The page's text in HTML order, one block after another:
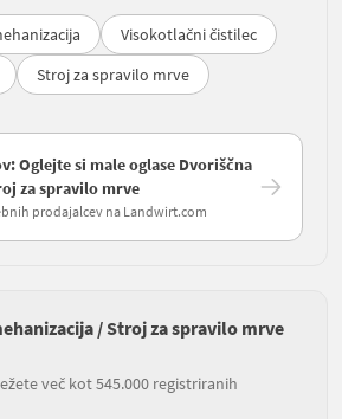
Visokotlačni čistilec
Stroj za spravilo mrve
Oglejte si male oglase Dvoriščna
za spravilo mrve
prodajalcev na Landwirt.com
/ Stroj za spravilo mrve
več kot 545.000 registriranih